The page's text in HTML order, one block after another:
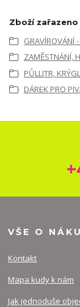
Zboží
GRAVÍROVÁNÍ
ZAMĚSTNÁNÍ,
PŮLLITR, KRÝGL
DÁREK PRO
VŠE O
Kontakt
Mapa kudy k nám
Jak jednoduše